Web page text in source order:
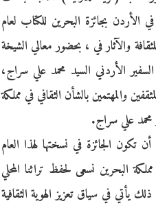
بجائزة البحرين للكتاب لعام
والآثار في ، بحضور معالي الشيخة
الأردني السيد محمد علي سراج،
والمهتمين بالشأن الثقافي في مملكة
محمد علي سراج.
تكون الجائزة في نسختها لهذا العام
البحرين نسعى لحفظ تراثنا المحلي
يأتي في سياق تعزيز الهوية الثقافية